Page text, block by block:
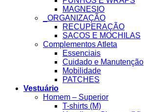
MAGNESIO
_ORGANIZAÇÃO
RECUPERAÇÃO
SACOS E MOCHILAS
Complementos Atleta
Essenciais
Cuidado e Manutenção
Mobilidade
PATCHES
Vestuário
Homem – Superior
T-shirts (M)